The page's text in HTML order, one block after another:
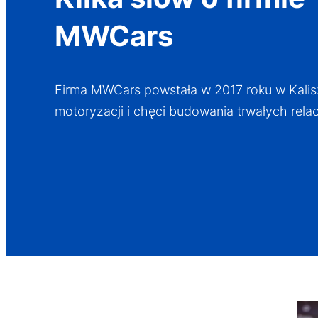
MWCars
Firma MWCars powstała w 2017 roku w
motoryzacji i chęci budowania trwałych